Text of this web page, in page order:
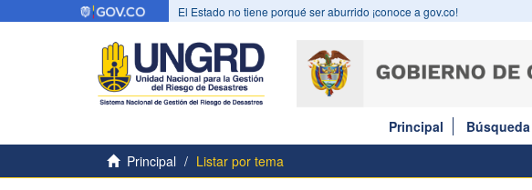
El Estado no tiene porqué ser aburrido ¡conoce a gov.co!
Principal
Principal
Listar por tema